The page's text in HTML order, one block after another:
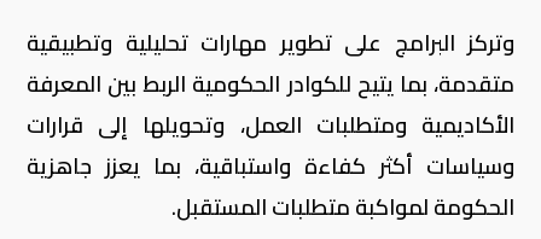
وتركز البرامج على تطوير مهارات تحليلية وتطبيقية
متقدمة، بما يتيح للكوادر الحكومية الربط بين المعرفة
الأكاديمية ومتطلبات العمل، وتحويلها إلى قرارات
وسياسات أكثر كفاءة واستباقية، بما يعزز جاهزية
الحكومة لمواكبة متطلبات المستقبل.